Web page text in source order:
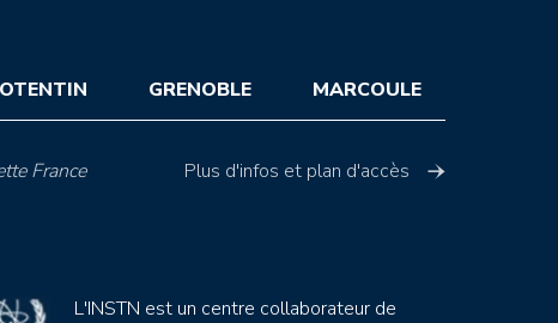
GRENOBLE MARCOULE
France Plus d'infos et plan d'accès
L'INSTN est un centre collaborateur de